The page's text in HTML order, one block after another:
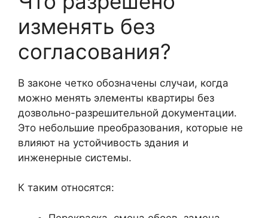
изменять без
согласования?
В законе четко обозначены случаи, когда
можно менять элементы квартиры без
дозвольно-разрешительной документации.
Это небольшие преобразования, которые не
влияют на устойчивость здания и
инженерные системы.
К таким относятся: